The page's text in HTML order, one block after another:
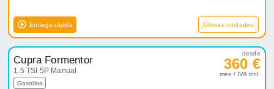
Entrega rápida ¡Últimas unidades!
Cupra Formentor
1.5 TSI 5P Manual
Gasolina
desde
360 €
mes / IVA incl.